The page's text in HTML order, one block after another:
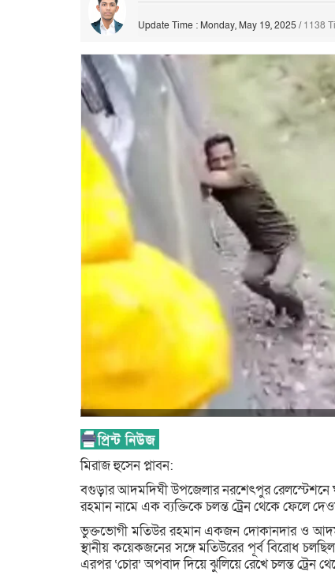
Update Time : Monday, May 19, 2025 /1138
মিরাজ হুসেন প্লাবন:
বগুড়ার আদমদিঘী উপজেলার নরশেৎপুর রেলস্টেশনে
রহমান নামে এক ব্যক্তিকে চলন্ত ট্রেন থেকে ফেলে
ভুক্তভোগী মতিউর রহমান একজন দোকানদার ও আদম
স্থানীয় কয়েকজনের সঙ্গে মতিউরের পূর্ব বিরোধ
এরপর ‘চোর’ অপবাদ দিয়ে ঝুলিয়ে রেখে চলন্ত ট্রেন